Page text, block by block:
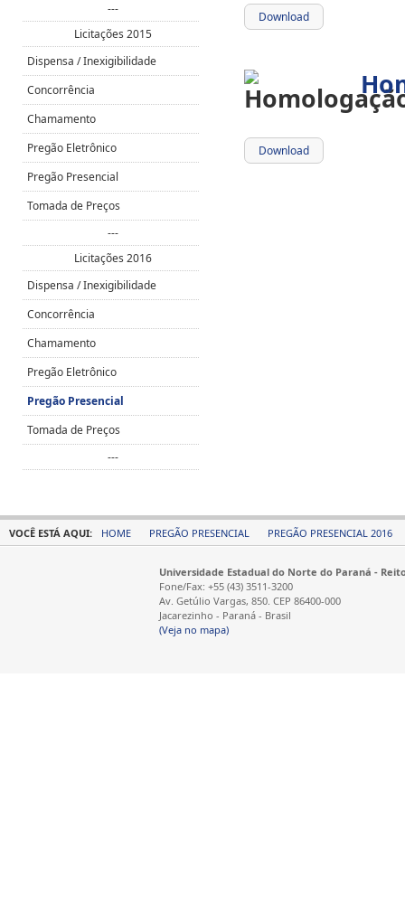
Download
Download
---
Licitações 2015
Dispensa / Inexigibilidade
Concorrência
Chamamento
Pregão Eletrônico
Pregão Presencial
Tomada de Preços
---
Licitações 2016
Dispensa / Inexigibilidade
Concorrência
Chamamento
Pregão Eletrônico
Pregão Presencial
Tomada de Preços
---
VOCÊ ESTÁ AQUI: HOME PREGÃO PRESENCIAL PREGÃO PRESENCIAL 2016
Universidade Estadual do Norte do Paraná -
Fone/Fax: +55 (43) 3511-3200
Av. Getúlio Vargas, 850. CEP 86400-000
Jacarezinho - Paraná - Brasil
(Veja no mapa)